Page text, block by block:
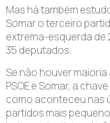
Mas há também
Somar o terceiro
extrema-esquerda de
35 deputados.
Se não houver maioria
PSOE e Somar, a
como aconteceu nas
partidos mais